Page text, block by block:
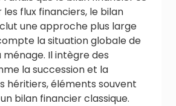
flux financiers, le bilan
une approche plus large
la situation globale de
ménage. Il intègre des
la succession et la
héritiers, éléments souvent
bilan financier classique.